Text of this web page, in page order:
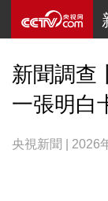
新聞調查
一張明白
央視新聞 | 2026